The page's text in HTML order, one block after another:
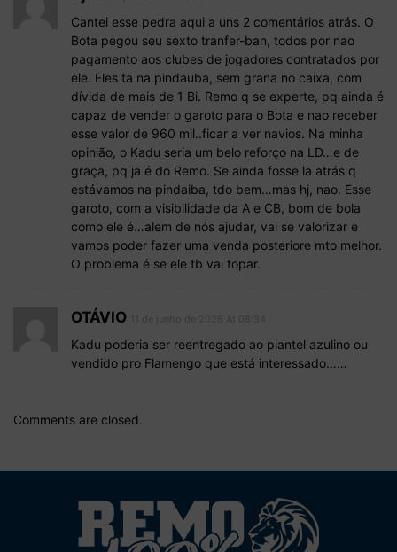
Cantei esse pedra aqui a uns 2 comentários atrás. O
Bota pegou seu sexto tranfer-ban, todos por nao
pagamento aos clubes de jogadores contratados por
ele. Eles ta na pindauba, sem grana no caixa, com
dívida de mais de 1 Bi. Remo q se experte, pq ainda é
capaz de vender o garoto para o Bota e nao receber
esse valor de 960 mil..ficar a ver navios. Na minha
opinião, o Kadu seria um belo reforço na LD…e de
graça, pq ja é do Remo. Se ainda fosse la atrás q
estávamos na pindaiba, tdo bem…mas hj, nao. Esse
garoto, com a visibilidade da A e CB, bom de bola
como ele é…alem de nós ajudar, vai se valorizar e
vamos poder fazer uma venda posteriore mto melhor.
O problema é se ele tb vai topar.
OTÁVIO
Kadu poderia ser reentregado ao plantel azulino ou
vendido pro Flamengo que está interessado……
Comments are closed.